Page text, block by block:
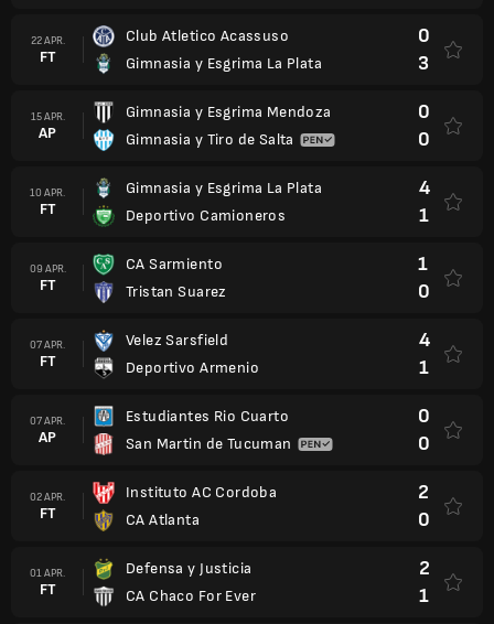
22 APR.
FT
Club Atletico Acassuso
Gimnasia y Esgrima La Plata
0
3
15 APR.
AP
Gimnasia y Esgrima Mendoza
Gimnasia y Tiro de Salta
0
0
10 APR.
FT
Gimnasia y Esgrima La Plata
Deportivo Camioneros
4
1
09 APR.
FT
CA Sarmiento
Tristan Suarez
1
0
07 APR.
FT
Velez Sarsfield
Deportivo Armenio
4
1
07 APR.
AP
Estudiantes Rio Cuarto
San Martin de Tucuman
0
0
02 APR.
FT
Instituto AC Cordoba
CA Atlanta
2
0
01 APR.
FT
Defensa y Justicia
CA Chaco For Ever
2
1